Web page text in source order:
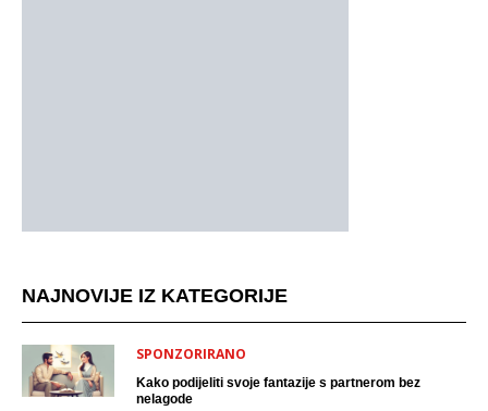
NAJNOVIJE IZ KATEGORIJE
SPONZORIRANO
Kako podijeliti svoje fantazije s partnerom bez
nelagode